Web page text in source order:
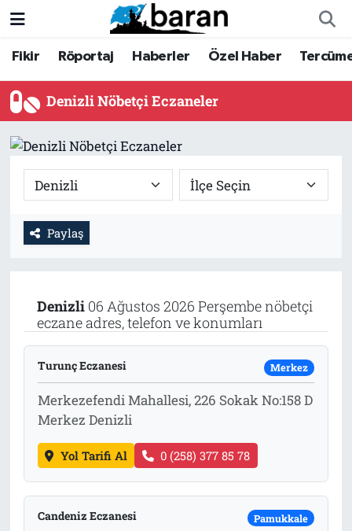
Fikir Röportaj Haberler Özel Haber
Denizli Nöbetçi Eczaneler
Paylaş
Denizli06 Ağustos 2026 Perşembe nöbetçi
eczane adres, telefon ve konumları
Turunç Eczanesi Merkez
Merkezefendi Mahallesi, 226 Sokak No:158 D
Merkez Denizli
Yol Tarifi Al 0 (258) 377 85 78
Candeniz Eczanesi Pamukkale
Fikir
Röportaj
Haberler
Özel Haber
Tercüme
Büyük Doğu-İbda
Tarih
Fikir
Röportaj
Haberler
Özel Haber
Tercüme
Büyük Doğu-İbda
İletişim
Künye
Nöbetçi Eczaneler
Hava Durumu
Trafik Durumu
Süper Lig Puan Durumu ve Fikstür
Tüm Manşetler
Haber Arşivi